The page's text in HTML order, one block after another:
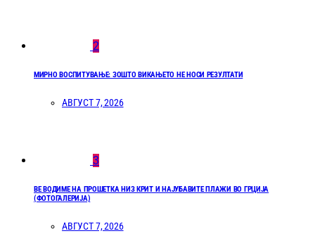
2
МИРНО ВОСПИТУВАЊЕ: ЗОШТО ВИКАЊЕТО НЕ НОСИ РЕЗУЛТАТИ
АВГУСТ 7, 2026
3
ВЕ ВОДИМЕ НА ПРОШЕТКА НИЗ КРИТ И НАЈУБАВИТЕ ПЛАЖИ ВО ГРЦИЈА
(ФОТОГАЛЕРИЈА)
АВГУСТ 7, 2026